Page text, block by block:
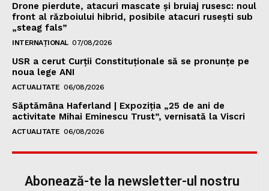
Drone pierdute, atacuri mascate și bruiaj rusesc: noul
front al războiului hibrid, posibile atacuri rusești sub
„steag fals”
INTERNAȚIONAL 07/08/2026
USR a cerut Curții Constituționale să se pronunțe pe
noua lege ANI
ACTUALITATE 06/08/2026
Săptămâna Haferland | Expoziţia „25 de ani de
activitate Mihai Eminescu Trust”, vernisată la Viscri
ACTUALITATE 06/08/2026
Abonează-te la newsletter-ul nostru